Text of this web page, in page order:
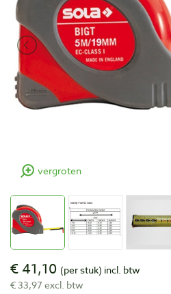
vergroten
€ 41,10 (per stuk) incl. btw
€ 33,97 excl. btw